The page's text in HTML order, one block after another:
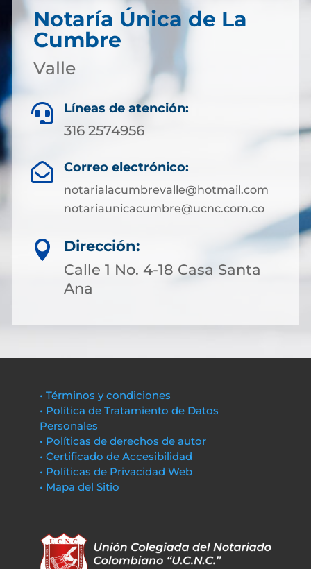
Notaría Única de La
Cumbre
Valle
 Líneas de atención:
316 2574956
 Correo electrónico:
notarialacumbrevalle@hotmail.com
notariaunicacumbre@ucnc.com.co

Dirección:
Calle 1 No. 4-18 Casa Santa
Ana
• Términos y condiciones
• Política de Tratamiento de Datos
Personales
• Políticas de derechos de autor
• Certificado de Accesibilidad
• Políticas de Privacidad Web
• Mapa del Sitio